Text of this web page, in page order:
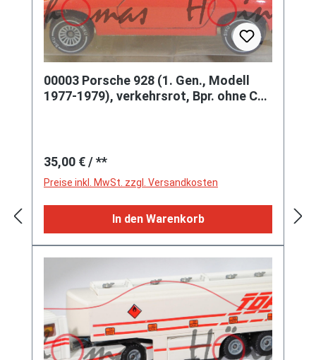
00003 Porsche 928 (1. Gen., Modell
1977-1979), verkehrsrot, Bpr. ohne CE-
Regulärer Preis:
35,00 €/ **
Preise inkl. MwSt. zzgl. Versandkosten
In den Warenkorb